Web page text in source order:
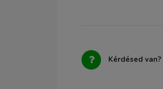
Kérdésed van?